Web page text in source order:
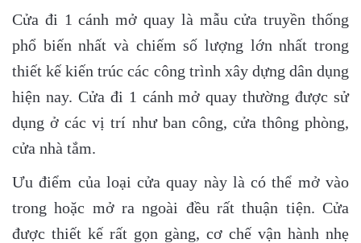
Cửa đi 1 cánh mở quay là mẫu cửa truyền thống
phổ biến nhất và chiếm số lượng lớn nhất trong
thiết kế kiến trúc các công trình xây dựng dân dụng
hiện nay. Cửa đi 1 cánh mở quay thường được sử
dụng ở các vị trí như ban công, cửa thông phòng,
cửa nhà tắm.
Ưu điểm của loại cửa quay này là có thể mở vào
trong hoặc mở ra ngoài đều rất thuận tiện. Cửa
được thiết kế rất gọn gàng, cơ chế vận hành nhẹ